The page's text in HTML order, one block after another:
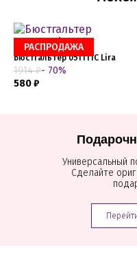
РАСПРОДАЖА
Бюстгальтер 051111C Lira
1914 ₽- 70%
580 ₽
Универсальный
Сделайте